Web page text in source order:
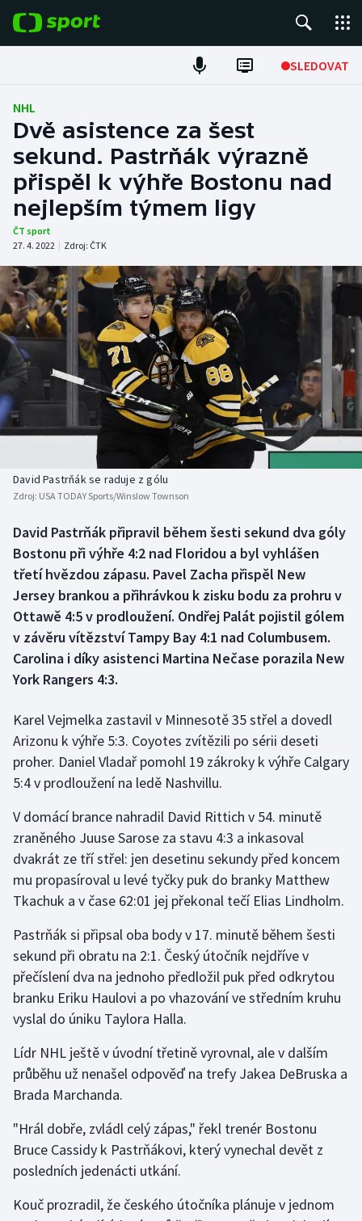
SLEDOVAT
Fotbal
Hokej
Tenis
Atletika
DALŠÍ SPORTY
Americký fotbal
Baseball a softbal
Boby a skeleton
Box
Curling
Dostihy
Florbal
Futsal
Golf
Gymnastika
Jezdectví
Judo
Lezení
Lyže a snowboard
Motorsport
Parasport
NEPŘEHLÉDNĚTE
Soutěže
Historické návraty
Aplikace ČT sport
AZ kvíz
NHL
Dvě asistence za šest
sekund. Pastrňák výrazně
přispěl k výhře Bostonu nad
nejlepším týmem ligy
ČT sport
27. 4. 2022 | Zdroj: ČTK
David Pastrňák se raduje z gólu
Zdroj: USA TODAY Sports/Winslow Townson
David Pastrňák připravil během šesti sekund dva góly
Bostonu při výhře 4:2 nad Floridou a byl vyhlášen
třetí hvězdou zápasu. Pavel Zacha přispěl New
Jersey brankou a přihrávkou k zisku bodu za prohru v
Ottawě 4:5 v prodloužení. Ondřej Palát pojistil gólem
v závěru vítězství Tampy Bay 4:1 nad Columbusem.
Carolina i díky asistenci Martina Nečase porazila New
York Rangers 4:3.
Karel Vejmelka zastavil v Minnesotě 35 střel a dovedl
Arizonu k výhře 5:3. Coyotes zvítězili po sérii deseti
proher. Daniel Vladař pomohl 19 zákroky k výhře Calgary
5:4 v prodloužení na ledě Nashvillu.
V domácí brance nahradil David Rittich v 54. minutě
zraněného Juuse Sarose za stavu 4:3 a inkasoval
dvakrát ze tří střel: jen desetinu sekundy před koncem
mu propasíroval u levé tyčky puk do branky Matthew
Tkachuk a v čase 62:01 jej překonal tečí Elias Lindholm.
Pastrňák si připsal oba body v 17. minutě během šesti
sekund při obratu na 2:1. Český útočník nejdříve v
přečíslení dva na jednoho předložil puk před odkrytou
branku Eriku Haulovi a po vhazování ve středním kruhu
vyslal do úniku Taylora Halla.
Lídr NHL ještě v úvodní třetině vyrovnal, ale v dalším
průběhu už nenašel odpověď na trefy Jakea DeBruska a
Brada Marchanda.
"Hrál dobře, zvládl celý zápas," řekl trenér Bostonu
Bruce Cassidy k Pastrňákovi, který vynechal devět z
posledních jedenácti utkání.
Kouč prozradil, že českého útočníka plánuje v jednom